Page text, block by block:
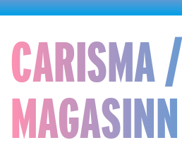
CARISMA /
MAGASINN